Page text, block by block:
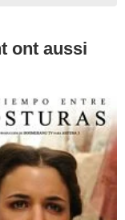
ont aussi